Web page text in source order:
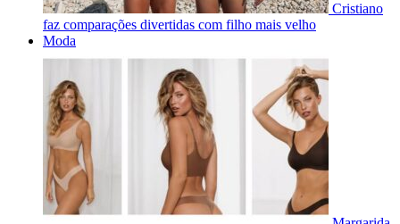
Cristiano
faz comparações divertidas com filho mais velho
Moda